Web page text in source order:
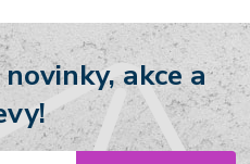
akce a